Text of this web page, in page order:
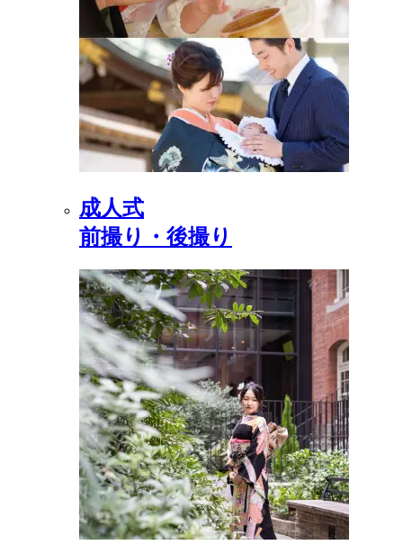
成人式
前撮り・後撮り